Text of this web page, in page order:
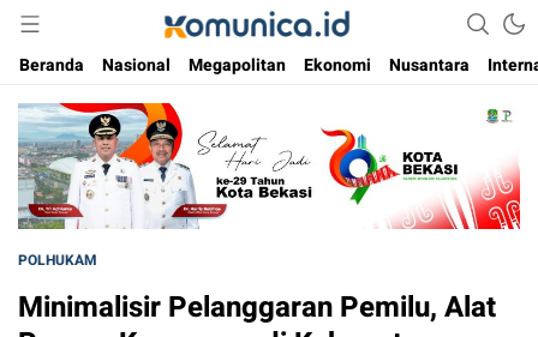
Komunica
Media Informasi Masa Kini
Beranda
Nasional Megapolitan Ekonomi Nusantara
POLHUKAM
Minimalisir Pelanggaran Pemilu, Alat